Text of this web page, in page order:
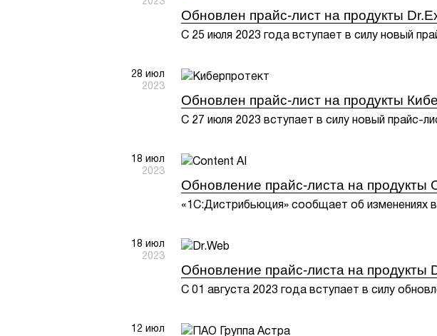
Обновлен прайс-лист на продукты
С 25 июля 2023 года вступает в силу новый
28 июл
2023
Обновлен прайс-лист на продукты
С 27 июля 2023 вступает в силу новый прайс-
18 июл
2023
Обновление прайс-листа на продукты
«1С:Дистрибьюция» сообщает об изменениях
18 июл
2023
Обновление прайс-листа на продукты
С 01 августа 2023 года вступает в силу
12 июл